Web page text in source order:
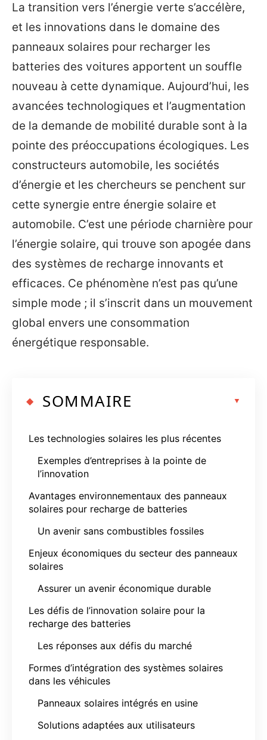
La transition vers l’énergie verte s’accélère,
et les innovations dans le domaine des
panneaux solaires pour recharger les
batteries des voitures apportent un souffle
nouveau à cette dynamique. Aujourd’hui, les
avancées technologiques et l’augmentation
de la demande de mobilité durable sont à la
pointe des préoccupations écologiques. Les
constructeurs automobile, les sociétés
d’énergie et les chercheurs se penchent sur
cette synergie entre énergie solaire et
automobile. C’est une période charnière pour
l’énergie solaire, qui trouve son apogée dans
des systèmes de recharge innovants et
efficaces. Ce phénomène n’est pas qu’une
simple mode ; il s’inscrit dans un mouvement
global envers une consommation
énergétique responsable.
SOMMAIRE
Les technologies solaires les plus récentes
Exemples d’entreprises à la pointe de
l’innovation
Avantages environnementaux des panneaux
solaires pour recharge de batteries
Un avenir sans combustibles fossiles
Enjeux économiques du secteur des panneaux
solaires
Assurer un avenir économique durable
Les défis de l’innovation solaire pour la
recharge des batteries
Les réponses aux défis du marché
Formes d’intégration des systèmes solaires
dans les véhicules
Panneaux solaires intégrés en usine
Solutions adaptées aux utilisateurs